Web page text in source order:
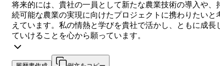
将来的には、貴社の一員として新たな農業技術の導入や、
続可能な農業の実現に向けたプロジェクトに携わりたいと
えています。私の情熱と学びを貴社で活かし、ともに成長
ていけることを心から願っています。